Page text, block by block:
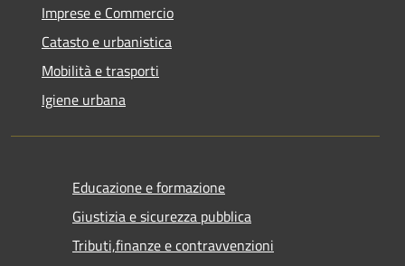
Imprese e Commercio
Catasto e urbanistica
Mobilità e trasporti
Igiene urbana
Educazione e formazione
Giustizia e sicurezza pubblica
Tributi,finanze e contravvenzioni